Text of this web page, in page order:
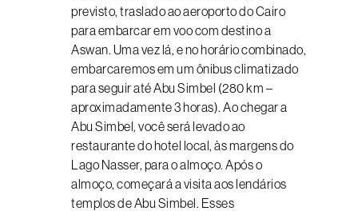
previsto, traslado ao aeroporto do Cairo
para embarcar em voo com destino a
Aswan. Uma vez lá, e no horário combinado,
embarcaremos em um ônibus climatizado
para seguir até Abu Simbel (280 km –
aproximadamente 3 horas). Ao chegar a
Abu Simbel, você será levado ao
restaurante do hotel local, às margens do
Lago Nasser, para o almoço. Após o
almoço, começará a visita aos lendários
templos de Abu Simbel. Esses